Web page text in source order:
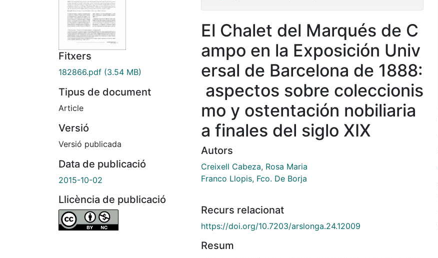
Fitxers
182866.pdf (3.54 MB)
Tipus de document
Article
Versió
Versió publicada
Data de publicació
2015-10-02
Llicència de publicació
El Chalet del Marqués de C
ampo en la Exposición Univ
ersal de Barcelona de 1888:
aspectos sobre coleccionis
mo y ostentación nobiliaria
a finales del siglo XIX
Autors
Creixell Cabeza, Rosa Maria
Franco Llopis, Fco. De Borja
Recurs relacionat
https://doi.org/10.7203/arslonga.24.12009
Resum